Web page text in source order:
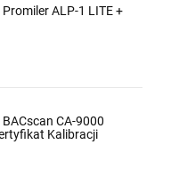
ALP-1 LITE +
CA-9000
Kalibracji